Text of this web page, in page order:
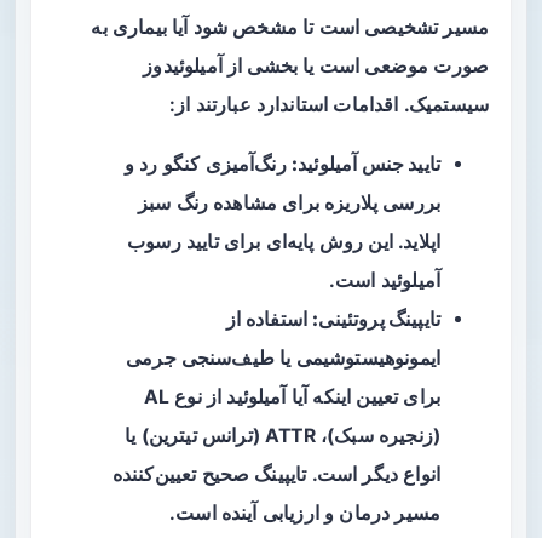
مسیر تشخیصی است تا مشخص شود آیا بیماری به
صورت موضعی است یا بخشی از آمیلوئیدوز
سیستمیک. اقدامات استاندارد عبارتند از:
تایید جنس آمیلوئید: رنگ‌آمیزی کنگو رد و
بررسی پلاریزه برای مشاهده رنگ سبز
اپلاید. این روش پایه‌ای برای تایید رسوب
آمیلوئید است.
تایپینگ پروتئینی: استفاده از
ایمونوهیستوشیمی یا طیف‌سنجی جرمی
برای تعیین اینکه آیا آمیلوئید از نوع AL
(زنجیره سبک)، ATTR (ترانس تیترین) یا
انواع دیگر است. تایپینگ صحیح تعیین‌کننده
مسیر درمان و ارزیابی آینده است.